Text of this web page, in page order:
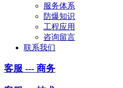
服务体系
防爆知识
工程应用
咨询留言
联系我们
客服 --- 商务